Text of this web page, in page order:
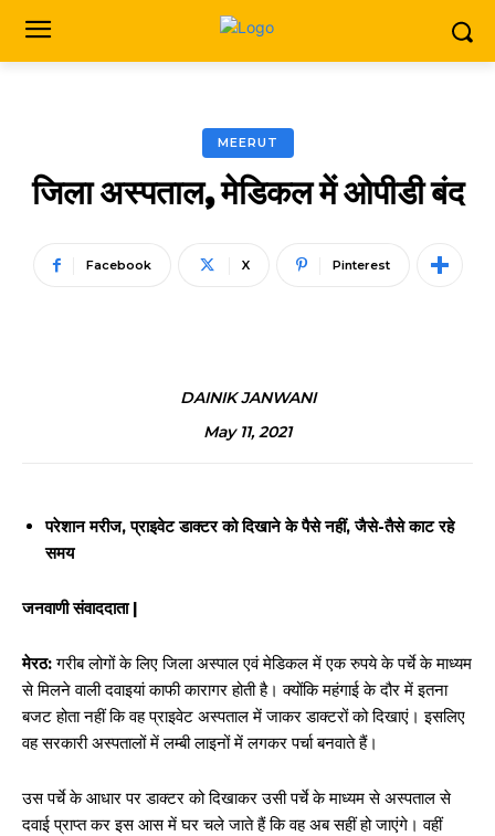
MEERUT
जिला अस्पताल, मेडिकल में ओपीडी बंद
Facebook X Pinterest
DAINIK JANWANI
May 11, 2021
परेशान मरीज, प्राइवेट डाक्टर को दिखाने के पैसे नहीं, जैसे-तैसे काट रहे
समय
जनवाणी संवाददाता |
मेरठ:गरीब लोगों के लिए जिला अस्पाल एवं मेडिकल में एक रुपये के पर्चे के माध्यम
से मिलने वाली दवाइयां काफी कारागर होती है। क्योंकि महंगाई के दौर में इतना
बजट होता नहीं कि वह प्राइवेट अस्पताल में जाकर डाक्टरों को दिखाएं। इसलिए
वह सरकारी अस्पतालों में लम्बी लाइनों में लगकर पर्चा बनवाते हैं।
उस पर्चे के आधार पर डाक्टर को दिखाकर उसी पर्चे के माध्यम से अस्पताल से
दवाई प्राप्त कर इस आस में घर चले जाते हैं कि वह अब सहीं हो जाएंगे। वहीं